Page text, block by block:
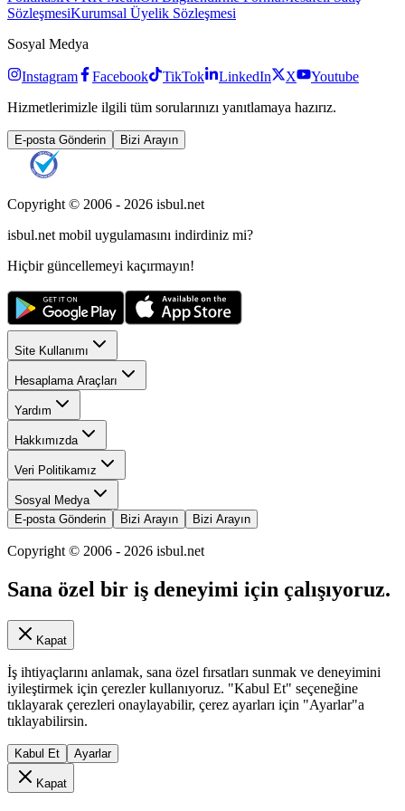
SözleşmesiKurumsal Üyelik Sözleşmesi
Sosyal Medya
Instagram Facebook TikTok LinkedIn X
Youtube
Hizmetlerimizle ilgili tüm sorularınızı yanıtlamaya hazırız.
E-posta Gönderin Bizi Arayın
Copyright © 2006 - 2026 isbul.net
isbul.net mobil uygulamasını indirdiniz mi?
Hiçbir güncellemeyi kaçırmayın!
Site Kullanımı
Hesaplama Araçları
Yardım
Hakkımızda
Veri Politikamız
Sosyal Medya
E-posta Gönderin
Bizi Arayın Bizi Arayın
Copyright © 2006 - 2026 isbul.net
Sana özel bir iş deneyimi için çalışıyoruz.
Kapat
İş ihtiyaçlarını anlamak, sana özel fırsatları sunmak ve deneyimini
iyileştirmek için çerezler kullanıyoruz. "Kabul Et" seçeneğine
tıklayarak çerezleri onaylayabilir, çerez ayarları için "Ayarlar"a
tıklayabilirsin.
Kabul Et Ayarlar
Kapat